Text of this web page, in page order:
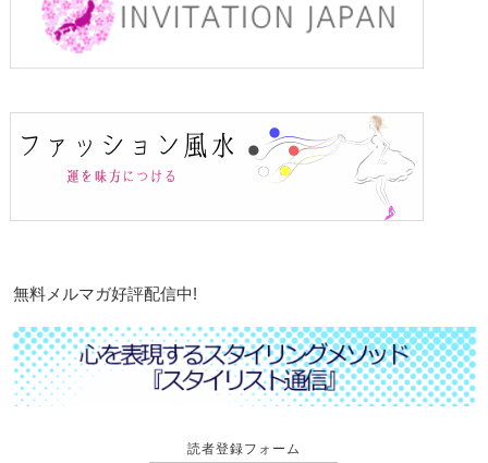
無料メルマガ好評配信中!
読者登録フォーム